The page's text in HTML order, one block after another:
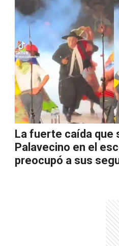
La fuerte caída que
Palavecino en el
preocupó a sus